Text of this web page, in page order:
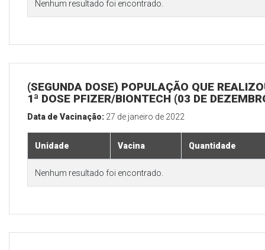
Nenhum resultado foi encontrado.
(SEGUNDA DOSE) POPULAÇÃO QUE
1ª DOSE PFIZER/BIONTECH (03 DE
Data de Vacinação: 27 de janeiro de 2022
Unidade Vacina Quantidade
Nenhum resultado foi encontrado.